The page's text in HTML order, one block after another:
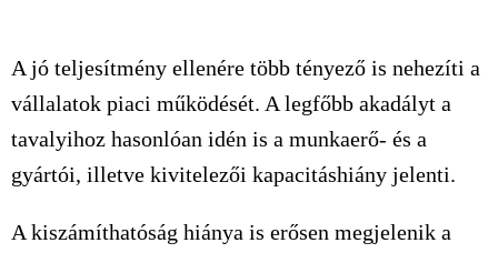
A jó teljesítmény ellenére több tényező is nehezíti a
vállalatok piaci működését. A legfőbb akadályt a
tavalyihoz hasonlóan idén is a munkaerő- és a
gyártói, illetve kivitelezői kapacitáshiány jelenti.
A kiszámíthatóság hiánya is erősen megjelenik a